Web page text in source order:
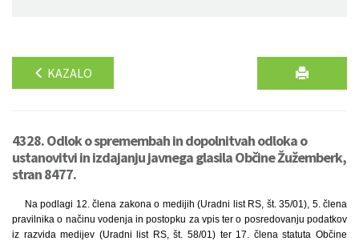
KAZALO
4328. Odlok o spremembah in dopolnitvah odloka o
ustanovitvi in izdajanju javnega glasila Občine Žužemberk,
stran 8477.
Na podlagi 12. člena zakona o medijih (Uradni list RS, št. 35/01), 5. člena
pravilnika o načinu vodenja in postopku za vpis ter o posredovanju podatkov
iz razvida medijev (Uradni list RS, št. 58/01) ter 17. člena statuta Občine